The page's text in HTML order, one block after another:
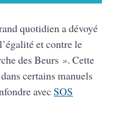
quotidien a dévoyé
et contre le
des Beurs ». Cette
certains manuels
avecSOS